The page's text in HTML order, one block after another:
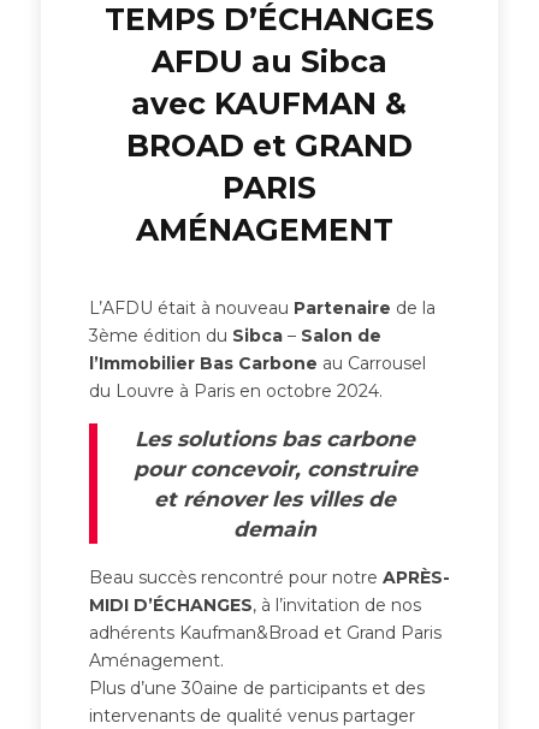
TEMPS D’ÉCHANGES
AFDU au Sibca
avec KAUFMAN &
BROAD et GRAND
PARIS
AMÉNAGEMENT
L’AFDU était à nouveau Partenaire de la
3ème édition du Sibca– Salon de
l’Immobilier Bas Carbone au Carrousel
du Louvre à Paris en octobre 2024.
Les solutions bas carbone
pour concevoir, construire
et rénover les villes de
demain
Beau succès rencontré pour notre APRÈS-
MIDI D’ÉCHANGES, à l’invitation de nos
adhérents Kaufman&Broad et Grand Paris
Aménagement.
Plus d’une 30aine de participants et des
intervenants de qualité venus partager